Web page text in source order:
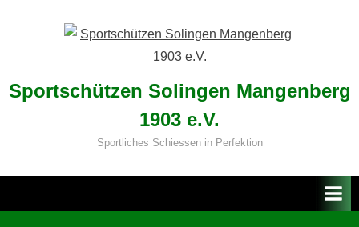
Sportschützen Solingen Mangenberg
1903 e.V.
Sportliches Schiessen in Perfektion